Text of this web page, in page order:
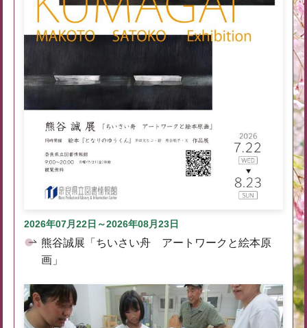
2026年07月22日～2026年08月23日
熊谷誠展「ちいさい舟 アートワークと絵本原
画」